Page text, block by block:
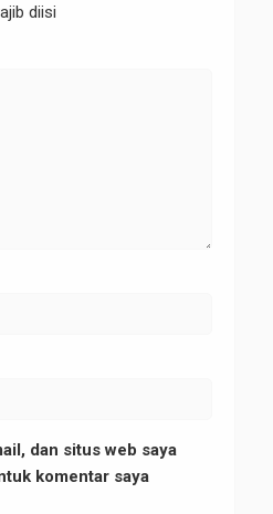
diisi
dan situs web saya
komentar saya